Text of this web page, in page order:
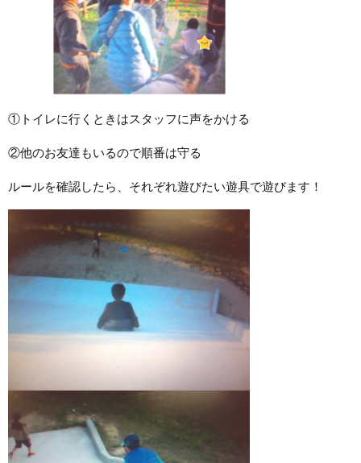
①トイレに行くときはスタッフに声をかける
②他のお友達もいるので順番は守る
ルールを確認したら、それぞれ遊びたい遊具で遊びます！